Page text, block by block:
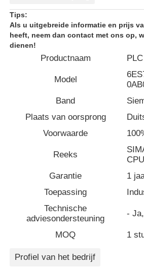
Thuis
Producten
Fabrieksreis
Kwaliteitscontrole
Vraag een offerte aan
Tips:
Als u uitgebreide informatie en prijs
heeft, neem dan contact met ons op,
dienen!
Productnaam
Model
Band
Plaats van oorsprong
Voorwaarde
Reeks
Garantie
1
Toepassing
Technische
adviesondersteuning
-
MOQ 1
Profiel van het bedrijf